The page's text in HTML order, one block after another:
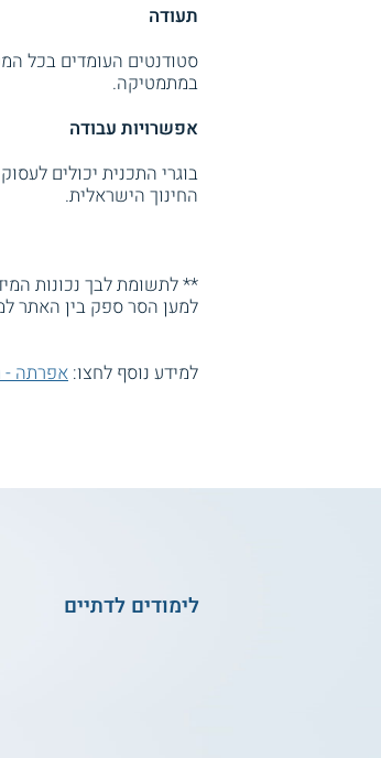
תעודה
במתמטיקה.
אפשרויות עבודה
בוגרי התכנית יכולים
החינוך הישראלית.
** לתשומת לבך נכונות
למען הסר ספק בין האתר
למידע נוסף לחצו: אפרתה -
לימודים לדתיים